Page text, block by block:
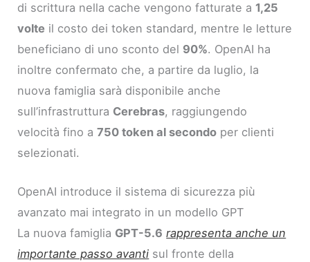
di scrittura nella cache vengono fatturate a 1,25
volte il costo dei token standard, mentre le letture
beneficiano di uno sconto del 90%. OpenAI ha
inoltre confermato che, a partire da luglio, la
nuova famiglia sarà disponibile anche
sull’infrastruttura Cerebras, raggiungendo
velocità fino a750 token al secondo per clienti
selezionati.
OpenAI introduce il sistema di sicurezza più
avanzato mai integrato in un modello GPT
La nuova famiglia GPT-5.6 rappresenta anche un
importante passo avanti sul fronte della